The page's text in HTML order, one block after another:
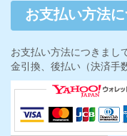
お支払い方法
お支払い方法につきまし
金引換、後払い（決済手